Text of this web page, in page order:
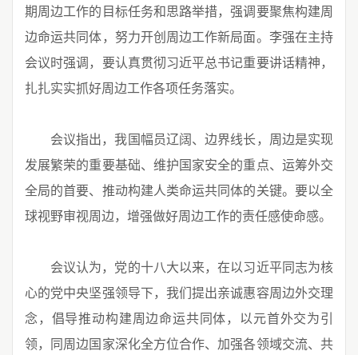
期周边工作的目标任务和思路举措，强调要聚焦构建周
边命运共同体，努力开创周边工作新局面。李强在主持
会议时强调，要认真贯彻习近平总书记重要讲话精神，
扎扎实实抓好周边工作各项任务落实。
会议指出，我国幅员辽阔、边界线长，周边是实现
发展繁荣的重要基础、维护国家安全的重点、运筹外交
全局的首要、推动构建人类命运共同体的关键。要以全
球视野审视周边，增强做好周边工作的责任感使命感。
会议认为，党的十八大以来，在以习近平同志为核
心的党中央坚强领导下，我们提出亲诚惠容周边外交理
念，倡导推动构建周边命运共同体，以元首外交为引
领，同周边国家深化全方位合作、加强各领域交流、共